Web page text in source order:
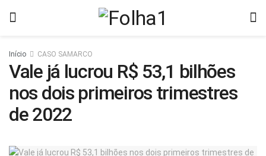
Início CASO SAMARCO
Vale já lucrou R$ 53,1 bilhões
nos dois primeiros trimestres
de 2022